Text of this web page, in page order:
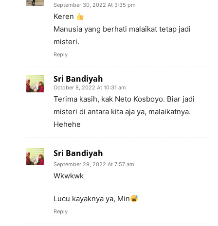
September 30, 2022 At 3:35 pm
Keren
Manusia yang berhati malaikat tetap jadi
misteri.
Reply
Sri Bandiyah
October 8, 2022 At 10:31 am
Terima kasih, kak Neto Kosboyo. Biar jadi
misteri di antara kita aja ya, malaikatnya.
Hehehe
Sri Bandiyah
September 29, 2022 At 7:57 am
Wkwkwk
Lucu kayaknya ya, Min
Reply